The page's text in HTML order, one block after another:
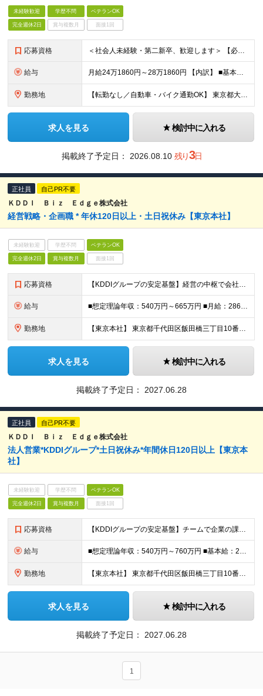
未経験歓迎 学歴不問 ベテランOK
完全週休2日 賞与複数月 面接1回
応募資格 ＜社会人未経験・第二新卒、歓迎します＞ 【必須条件】 ●高校卒業以上 ●普通自動車第一種運転免許（AT限定可） ※お持ちでない場合も、取得予定の方はご相談ください
給与 月給24万1860円～28万1860円 【内訳】 ■基本給：21万円～25万円 ■食事手当（一律）：1万円 ■みなし残業手当（10時間分）：1万5860円 ■深夜割増：6000円 ※4:00～の勤
勤務地 【転勤なし／自動車・バイク通勤OK】 東京都大田区東海2-2-1 大田市場花き部内
求人を見る 検討中に入れる
掲載終了予定日： 2026.08.10 残り3日
正社員 自己PR不要
ＫＤＤＩ Ｂｉｚ Ｅｄｇｅ株式会社
経営戦略・企画職 * 年休120日以上・土日祝休み【東京本社】
未経験歓迎 学歴不問 ベテランOK
完全週休2日 賞与複数月 面接1回
応募資格 【KDDIグループの安定基盤】経営の中枢で会社の方向性を形作る。約2,000名の組織に影響を与える大規模な仕事に携われます。 --------------- ■下記いずれのご経験・スキルもお持ちの
給与 ■想定理論年収：540万円～665万円 ■月給：286,500円～351,500円 ※経験・能力等を考慮の上決定します ※想定理論年収は「基本給＋時間外手当＋賞与」となります ※時間外手当：勤務実績に
勤務地 【東京本社】 東京都千代田区飯田橋三丁目10番10号 ガーデンエアタワー ※当面は東京本社での勤務を想定しておりますが、将来的に転勤の可能性があります ※入社時8営業日、東京本社で集合研修がございます
求人を見る 検討中に入れる
掲載終了予定日： 2027.06.28
正社員 自己PR不要
ＫＤＤＩ Ｂｉｚ Ｅｄｇｅ株式会社
法人営業*KDDIグループ*土日祝休み*年間休日120日以上【東京本
社】
未経験歓迎 学歴不問 ベテランOK
完全週休2日 賞与複数月 面接1回
応募資格 【KDDIグループの安定基盤】チームで企業の課題を解決に導く！KDDIグループの安定基盤で「はたらく環境」を変革するDX営業 --------------- ●営業経験3年以上（対法人・個人、商材問
給与 ■想定理論年収：540万円～760万円 ■基本給：286,500円～401,500円 ※経験・能力等を考慮の上、決定いたします。 ※想定理論年収：基本給＋時間外手当＋賞与 ※時間外手当：勤務実績に応じ
勤務地 【東京本社】 東京都千代田区飯田橋三丁目10番10号 ガーデンエアタワー ※当面は東京本社での勤務を想定しておりますが、将来的に転勤の可能性があります ※入社時17営業日、東京本社で集合研修がございま
求人を見る 検討中に入れる
掲載終了予定日： 2027.06.28
1